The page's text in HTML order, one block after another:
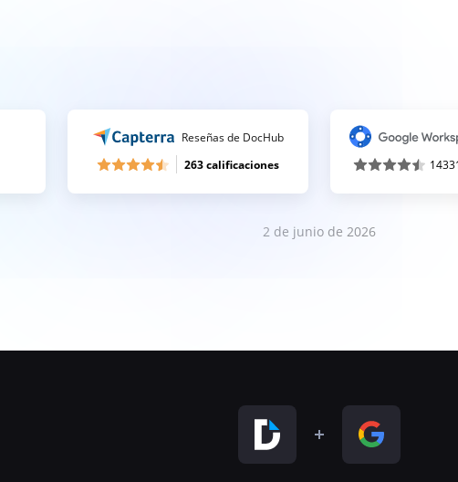
Reseñas de DocHub
263 calificaciones
2 de junio de 2026